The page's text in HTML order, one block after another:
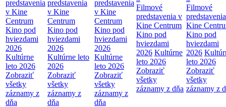
predstavenia
v Kine
Centrum
Kino pod
hviezdami
2026
Kultúrne
leto 2026
Zobraziť
všetky
záznamy z
dňa
predstavenia
v Kine
Centrum
Kino pod
hviezdami
2026
Kultúrne leto
2026
Zobraziť
všetky
záznamy z
dňa
predstavenia
v Kine
Centrum
Kino pod
hviezdami
2026
Kultúrne
leto 2026
Zobraziť
všetky
záznamy z
dňa
Filmové
predstavenia v
Kine Centrum
Kino pod
hviezdami
2026 Kultúrne
leto 2026
Zobraziť
všetky
záznamy z dňa
Filmové
Kine
Kino pod
hviezdami
2026
leto 2026
Zobraziť
všetky
záznamy z